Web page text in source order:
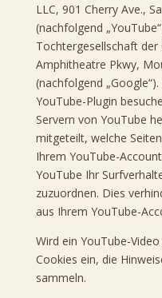
LLC, 901 Cherry Ave.,
(nachfolgend
Tochtergesellschaft der
Amphitheatre Pkwy,
(nachfolgend
YouTube-Plugin
Servern von YouTube
mitgeteilt, welche
Ihrem YouTube-
YouTube Ihr
zuzuordnen. Dies
aus Ihrem YouTube-
Wird ein YouTube-
Cookies ein, die
sammeln.